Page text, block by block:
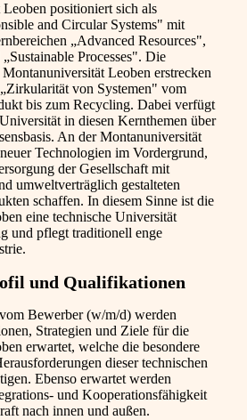
positioniert sich als
and Circular Systems" mit
„Advanced Resources",
Processes". Die
Leoben erstrecken
von Systemen" vom
bis zum Recycling. Dabei verfügt
in diesen Kernthemen über
An der Montanuniversität
Technologien im Vordergrund,
der Gesellschaft mit
umweltverträglich gestalteten
schaffen. In diesem Sinne ist die
eine technische Universität
und pflegt traditionell enge
und Qualifikationen
Bewerber (w/m/d) werden
Strategien und Ziele für die
erwartet, welche die besondere
dieser technischen
Ebenso erwartet werden
und Kooperationsfähigkeit
nach innen und außen.